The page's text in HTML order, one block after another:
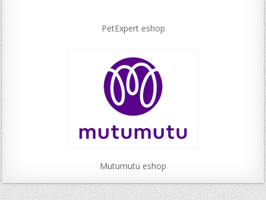
PetExpert eshop
Mutumutu eshop